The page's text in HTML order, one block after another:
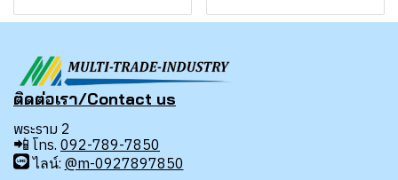
ติดต่อเรา/Contact us
พระราม 2
📲 โทร. 092-789-7850
ไลน์: @m-0927897850